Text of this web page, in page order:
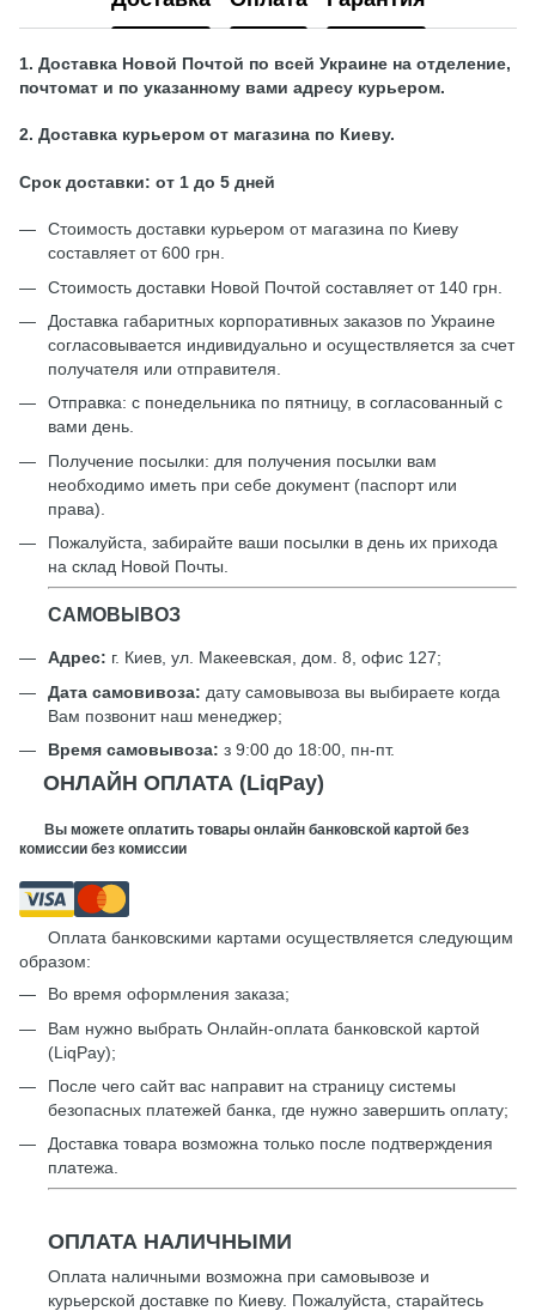
1. Доставка Новой Почтой по всей Украине на отделение,
почтомат и по указанному вами адресу курьером.
2. Доставка курьером от магазина по Киеву.
Срок доставки: от 1 до 5 дней
Стоимость доставки курьером от магазина по Киеву
составляет от 600 грн.
Стоимость доставки Новой Почтой составляет от 140 грн.
Доставка габаритных корпоративных заказов по Украине
согласовывается индивидуально и осуществляется за счет
получателя или отправителя.
Отправка: с понедельника по пятницу, в согласованный с
вами день.
Получение посылки: для получения посылки вам
необходимо иметь при себе документ (паспорт или
права).
Пожалуйста, забирайте ваши посылки в день их прихода
на склад Новой Почты.
САМОВЫВОЗ
Адрес: г. Киев, ул. Макеевская, дом. 8, офис 127;
Дата самовивоза: дату самовывоза вы выбираете когда
Вам позвонит наш менеджер;
Время самовывоза: з 9:00 до 18:00, пн-пт.
ОНЛАЙН ОПЛАТА (LiqPay)
Вы можете оплатить товары онлайн банковской картой без
комиссии без комиссии
Оплата банковскими картами осуществляется следующим
образом:
Во время оформления заказа;
Вам нужно выбрать Онлайн-оплата банковской картой
(LiqPay);
После чего сайт вас направит на страницу системы
безопасных платежей банка, где нужно завершить оплату;
Доставка товара возможна только после подтверждения
платежа.
ОПЛАТА НАЛИЧНЫМИ
Оплата наличными возможна при самовывозе и
курьерской доставке по Киеву. Пожалуйста, старайтесь